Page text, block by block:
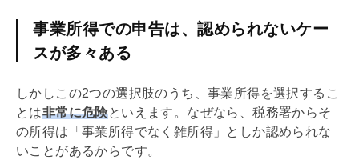
事業所得での申告は、認められないケー
スが多々ある
しかしこの2つの選択肢のうち、事業所得を選択するこ
とは非常に危険といえます。なぜなら、税務署からそ
の所得は「事業所得でなく雑所得」としか認められな
いことがあるからです。